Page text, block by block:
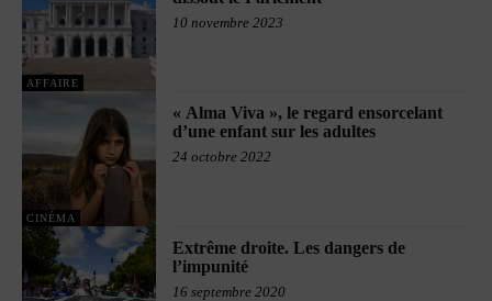
AFFAIRE
10 novembre 2023
CINÉMA
« Alma Viva », le regard ensorcelant
d’une enfant sur les adultes
24 octobre 2022
Extrême droite. Les dangers de
l’impunité
16 septembre 2020